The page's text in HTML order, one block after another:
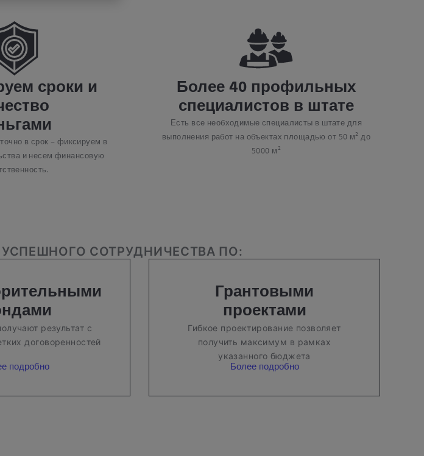
сроки и
в срок – фиксируем в
и несем финансовую
Более 40 профильных
специалистов в штате
Есть все необходимые специалисты в штате для
выполнения работ на объектах площадью от 50 м² до
5000 м²
СОТРУДНИЧЕСТВА ПО:
результат с
договоренностей
подробно
Грантовыми
проектами
Гибкое проектирование позволяет
получить максимум в рамках
указанного бюджета
Более подробно